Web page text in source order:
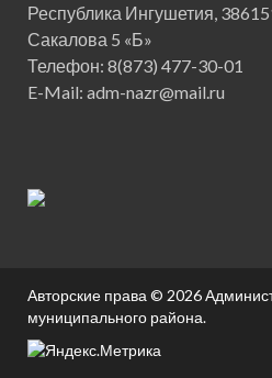
Республика Ингушетия,
Сакалова 5 «Б»
Телефон: 8(873) 477-30-01
E-Mail: adm-nazr@mail.ru
Авторские права © 2026
муниципального района.